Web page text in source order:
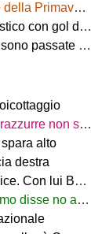
contro il Toro
gol di Pjaca
firme di Serie A
non si perdono di vista
alto
destra
e Maccarone
no a 60 milioni